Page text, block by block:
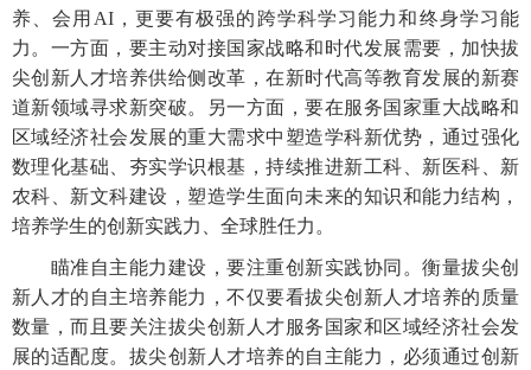
养、会用 AI，更要有极强的跨学科学习能力和终身学习能
力。一方面，要主动对接国家战略和时代发展需要，加快拔
尖创新人才培养供给侧改革，在新时代高等教育发展的新赛
道新领域寻求新突破。另一方面，要在服务国家重大战略和
区域经济社会发展的重大需求中塑造学科新优势，通过强化
数理化基础、夯实学识根基，持续推进新工科、新医科、新
农科、新文科建设，塑造学生面向未来的知识和能力结构，
培养学生的创新实践力、全球胜任力。
瞄准自主能力建设，要注重创新实践协同。衡量拔尖创
新人才的自主培养能力，不仅要看拔尖创新人才培养的质量
数量，而且要关注拔尖创新人才服务国家和区域经济社会发
展的适配度。拔尖创新人才培养的自主能力，必须通过创新